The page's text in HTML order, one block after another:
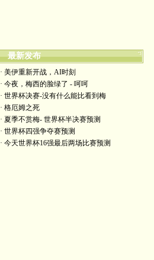
最新发布
· 美伊重新开战，AI时刻
· 今夜，梅西的脸绿了 - 呵呵
· 世界杯决赛-没有什么能比看到梅
· 格厄姆之死
· 夏季不赏梅- 世界杯半决赛预测
· 世界杯四强争夺赛预测
· 今天世界杯16强最后两场比赛预测